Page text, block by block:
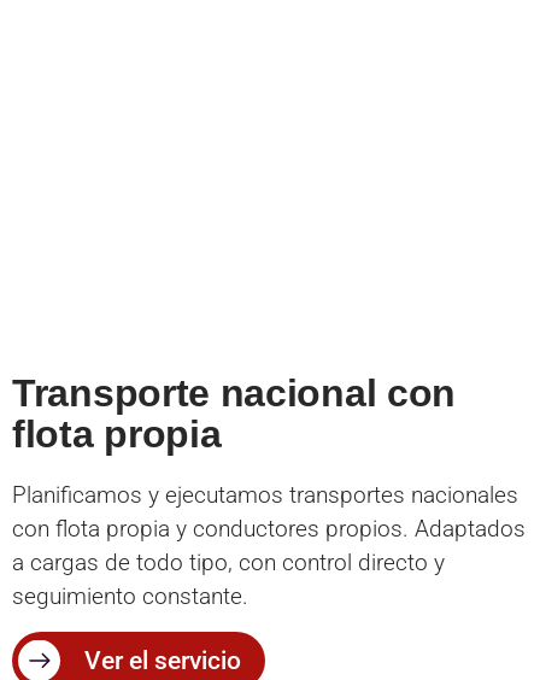
Transporte nacional con
flota propia
Planificamos y ejecutamos transportes nacionales
con flota propia y conductores propios. Adaptados
a cargas de todo tipo, con control directo y
seguimiento constante.
Ver el servicio